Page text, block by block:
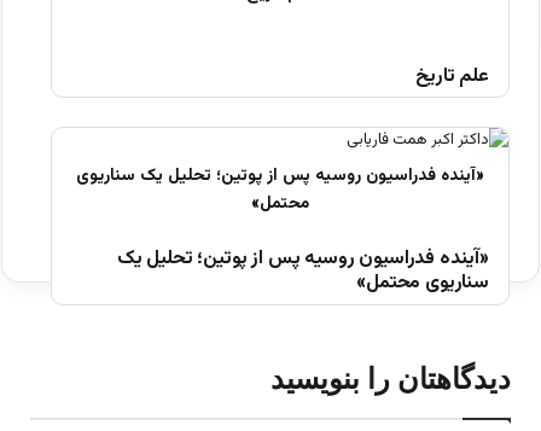
علم تاریخ
«آینده فدراسیون روسیه پس از پوتین؛ تحلیل یک
سناریوی محتمل»
دیدگاهتان را بنویسید